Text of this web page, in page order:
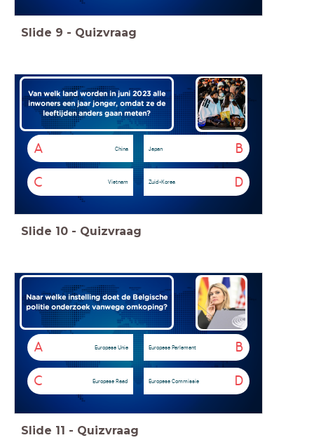
Slide 9 - Quizvraag
Van welk land worden in juni 2023 alle
inwoners een jaar jonger, omdat ze de
leeftijden anders gaan meten?
A China B
Japan
C Vietnam D
Zuid-Korea
Slide 10 - Quizvraag
Naar welke instelling doet de Belgische
politie onderzoek vanwege omkoping?
A Europese Unie B
Europese Parlement
C Europese Raad D
Europese Commissie
Slide 11 - Quizvraag